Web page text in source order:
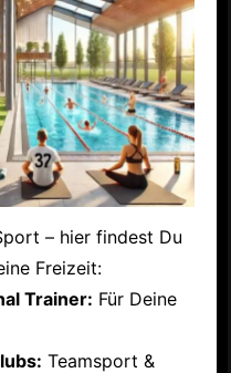
– hier findest Du
Freizeit:
Trainer: Für Deine
Teamsport &